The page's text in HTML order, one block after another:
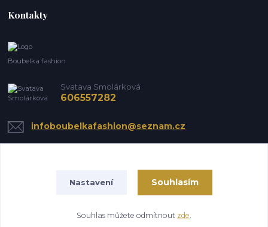
Kontakty
Boubelka fashion
Svatava Smolárková
606557282
infoboubelkafashion@seznam.cz
Vytvořeno na Eshop-rychle.cz
Nastavení Souhlasím
Souhlas můžete odmítnout zde